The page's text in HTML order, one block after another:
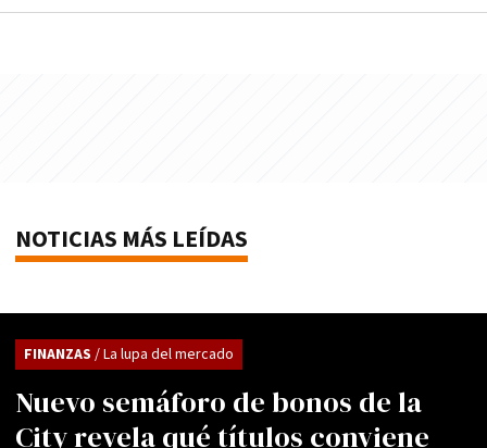
NOTICIAS MÁS LEÍDAS
Nuevo semáforo de bonos de la
City revela qué títulos conviene
FINANZAS / La lupa del mercado